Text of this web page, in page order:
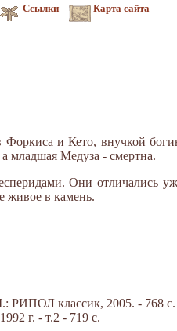
Ссылки Карта сайта
и Кето, внучкой
младшая Медуза - смертна.
Они отличались
живое в камень.
РИПОЛ классик, 2005. - 768 с.
г. - т.2 - 719 с.